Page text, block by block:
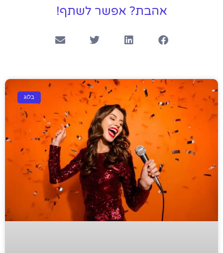
אהבת? אפשר לשתף!
בלוג